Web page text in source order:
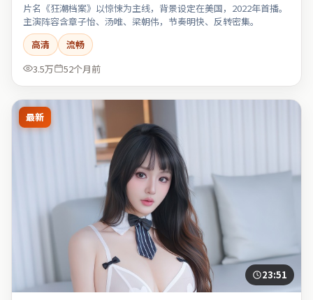
片名《狂潮档案》以惊悚为主线，背景设定在美国，2022年首播。
主演阵容含章子怡、汤唯、梁朝伟，节奏明快、反转密集。
高清
流畅
3.5万
52个月前
最新
23:51